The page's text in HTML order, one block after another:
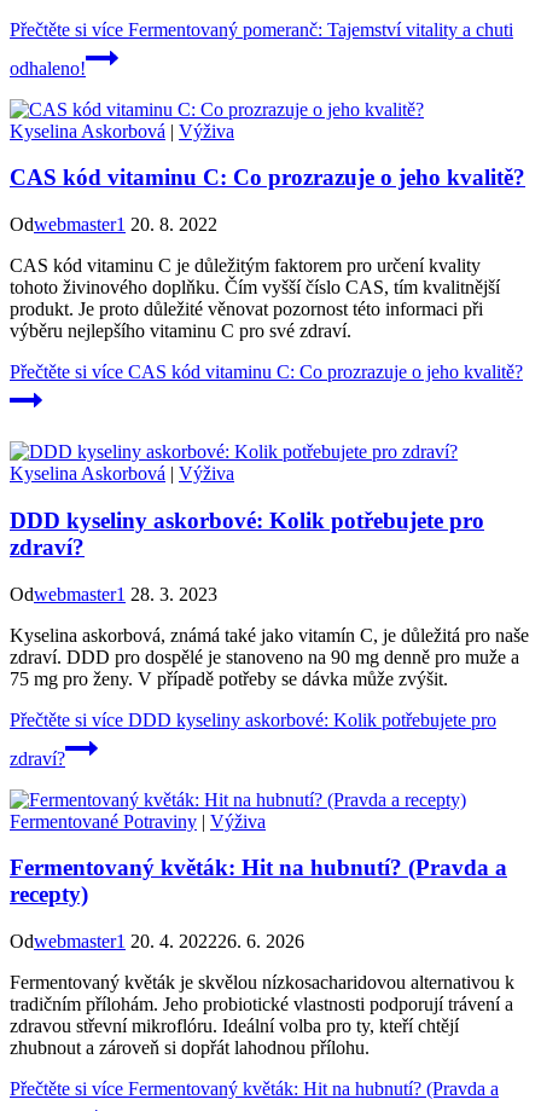
Přečtěte si více Fermentovaný pomeranč: Tajemství vitality a chuti
odhaleno!
Kyselina Askorbová | Výživa
CAS kód vitaminu C: Co prozrazuje o jeho kvalitě?
Odwebmaster1 20. 8. 2022
CAS kód vitaminu C je důležitým faktorem pro určení kvality
tohoto živinového doplňku. Čím vyšší číslo CAS, tím kvalitnější
produkt. Je proto důležité věnovat pozornost této informaci při
výběru nejlepšího vitaminu C pro své zdraví.
Přečtěte si více CAS kód vitaminu C: Co prozrazuje o jeho kvalitě?
Kyselina Askorbová | Výživa
DDD kyseliny askorbové: Kolik potřebujete pro
zdraví?
Odwebmaster1 28. 3. 2023
Kyselina askorbová, známá také jako vitamín C, je důležitá pro naše
zdraví. DDD pro dospělé je stanoveno na 90 mg denně pro muže a
75 mg pro ženy. V případě potřeby se dávka může zvýšit.
Přečtěte si více DDD kyseliny askorbové: Kolik potřebujete pro
zdraví?
Fermentované Potraviny | Výživa
Fermentovaný květák: Hit na hubnutí? (Pravda a
recepty)
Odwebmaster1 20. 4. 202226. 6. 2026
Fermentovaný květák je skvělou nízkosacharidovou alternativou k
tradičním přílohám. Jeho probiotické vlastnosti podporují trávení a
zdravou střevní mikroflóru. Ideální volba pro ty, kteří chtějí
zhubnout a zároveň si dopřát lahodnou přílohu.
Přečtěte si více Fermentovaný květák: Hit na hubnutí? (Pravda a